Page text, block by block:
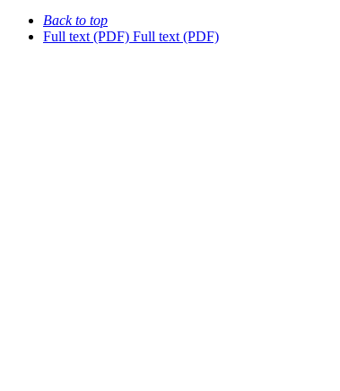
Back to top
Full text (PDF) Full text (PDF)